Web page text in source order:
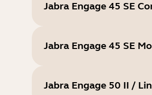
Jabra Engage 45 SE
Jabra Engage 45 SE
Jabra Engage 50 II /